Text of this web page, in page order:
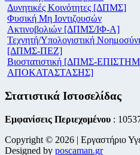
Δυνητικές Κοινότητες [ΔΠΜΣ]
Φυσική Μη Ιοντιζουσών
Ακτινοβολιών [ΔΠΜΣ/ΙΦ-Α]
Τεχνητή/Υπολογιστική
[ΔΠΜΣ-ΠΕΖ]
Βιοστατιστική [ΔΠΜΣ-
ΑΠΟΚΑΤΑΣΤΑΣΗΣ]
Στατιστικά Ιστοσελίδας
Εμφανίσεις Περιεχομένου :
Copyright © 2026 | Εργαστήριο
Designed by poscaman.gr